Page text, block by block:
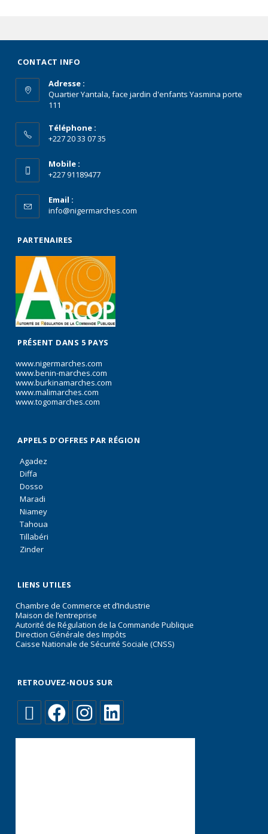
CONTACT INFO
Adresse :
Quartier Yantala, face jardin d'enfants Yasmina porte
111
Téléphone :
+227 20 33 07 35
Mobile :
+227 91189477
Email :
info@nigermarches.com
PARTENAIRES
PRÉSENT DANS 5 PAYS
www.nigermarches.com
www.benin-marches.com
www.burkinamarches.com
www.malimarches.com
www.togomarches.com
APPELS D’OFFRES PAR RÉGION
Agadez
Diffa
Dosso
Maradi
Niamey
Tahoua
Tillabéri
Zinder
LIENS UTILES
Chambre de Commerce et d’Industrie
Maison de l’entreprise
Autorité de Régulation de la Commande Publique
Direction Générale des Impôts
Caisse Nationale de Sécurité Sociale (CNSS)
RETROUVEZ-NOUS SUR